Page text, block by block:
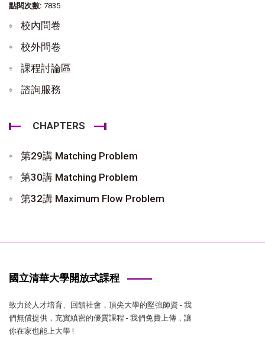
點閱次數: 7835
校內問卷
校外問卷
課程討論區
諮詢服務
CHAPTERS
第29講 Matching Problem
第30講 Matching Problem
第32講 Maximum Flow Problem
國立清華大學開放式課程
致力於人才培育、回饋社會，頂尖大學的堅強師資 - 我
們無償提供，充實縝密的優質課程 - 我們免費上傳，讓
你在家也能上大學 !